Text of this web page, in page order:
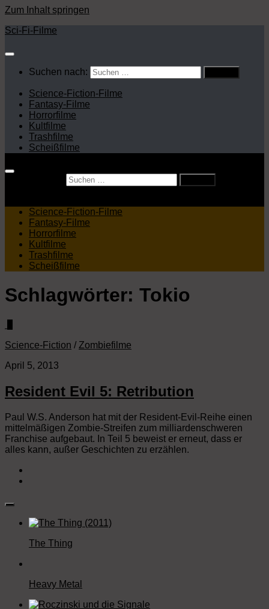
Zum Inhalt springen
Sci-Fi-Filme
Suchen nach:
Science-Fiction-Filme
Fantasy-Filme
Horrorfilme
Kultfilme
Trashfilme
Scheißfilme
Science-Fiction-Filme
Fantasy-Filme
Horrorfilme
Kultfilme
Trashfilme
Scheißfilme
Schlagwörter: Tokio
Science-Fiction / Zombiefilme
April 5, 2013
Resident Evil 5: Retribution
Paul W.S. Anderson hat mit der Resident-Evil-Reihe einen
mittelmäßigen Zombie-Streifen zum milliardenschweren
Franchise aufgebaut. In Teil 5 beweist er erneut, dass er
alles kann, außer Geschichten zu erzählen.
The Thing
Heavy Metal